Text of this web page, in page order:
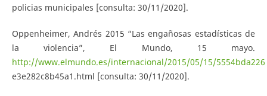
policias municipales [consulta: 30/11/2020].
Oppenheimer, Andrés 2015 “Las engañosas estadísticas de
la violencia”, El Mundo, 15 mayo.
http://www.elmundo.es/internacional/2015/05/15/5554bda226
e3e282c8b45a1.html [consulta: 30/11/2020].